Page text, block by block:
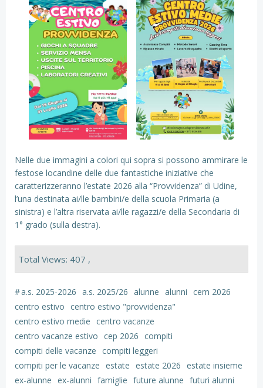
Nelle due immagini a colori qui sopra si possono ammirare le
festose locandine delle due fantastiche iniziative che
caratterizzeranno l’estate 2026 alla “Provvidenza” di Udine,
l’una destinata ai/lle bambini/e della scuola Primaria (a
sinistra) e l’altra riservata ai/lle ragazzi/e della Secondaria di
1° grado (sulla destra).
Total Views: 407 ,
#a.s. 2025-2026 a.s. 2025/26 alunne alunni cem 2026
centro estivo centro estivo "provvidenza"
centro estivo medie centro vacanze
centro vacanze estivo cep 2026 compiti
compiti delle vacanze compiti leggeri
compiti per le vacanze estate estate 2026 estate insieme
ex-alunne ex-alunni famiglie future alunne futuri alunni